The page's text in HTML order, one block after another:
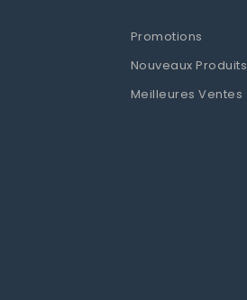
Promotions
Nouveaux Produits
Meilleures Ventes